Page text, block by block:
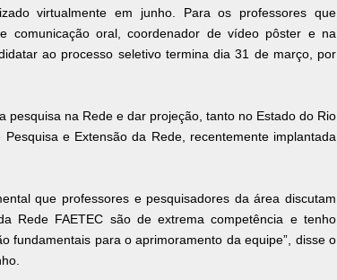
virtualmente em junho. Para os professores que
comunicação oral, coordenador de vídeo pôster e na
ao processo seletivo termina dia 31 de março, por
na Rede e dar projeção, tanto no Estado do Rio
e Extensão da Rede, recentemente implantada
que professores e pesquisadores da área discutam
Rede FAETEC são de extrema competência e tenho
fundamentais para o aprimoramento da equipe”, disse o